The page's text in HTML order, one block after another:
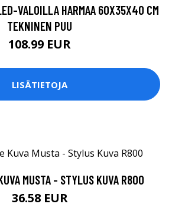
VALOILLA HARMAA 60X35X40 CM
TEKNINEN PUU
108.99 EUR
LISÄTIETOJA
MUSTA - STYLUS KUVA R800
36.58 EUR